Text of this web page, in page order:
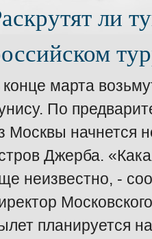
ли
конце марта
По
Москвы начнется
Джерба.
неизвестно, -
планируется